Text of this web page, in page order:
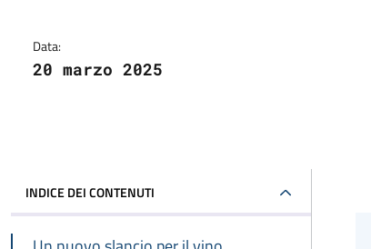
Data:
20 marzo 2025
INDICE DEI CONTENUTI